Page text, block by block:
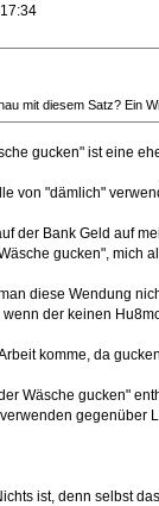
mit diesem Satz? Ein
gucken" ist eine
von "dämlich"
der Bank Geld auf
gucken", mich
diese Wendung
der keinen
komme, da
Wäsche gucken"
gegenüber
ist, denn selbst